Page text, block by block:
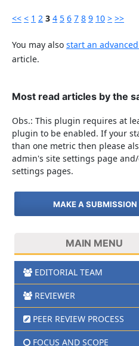
<< < 1 2 3 4 5 6 7 8 9 10 > >>
You may also start an
article.
Most read articles by the
Obs.: This plugin requires at
plugin to be enabled. If your
than one metric then please
admin's site settings page
settings pages.
MAKE A SUBMISSION
MAIN MENU
EDITORIAL TEAM
REVIEWER
PEER REVIEW PROCESS
FOCUS AND SCOPE